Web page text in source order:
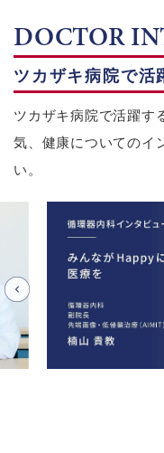
DOCTOR
ツカザキ病院で活
ツカザキ病院で活躍す
気、健康についてのイ
い。